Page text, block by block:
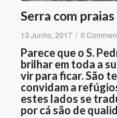
Serra com
13 Junho, 2017 / 0
Parece que o S.
brilhar em toda a
vir para ficar. São
convidam a
estes lados se
por cá são de